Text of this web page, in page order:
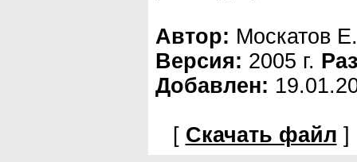
Автор: Москатов
Версия: 2005 г.
Добавлен:
[ Скачать файл ]